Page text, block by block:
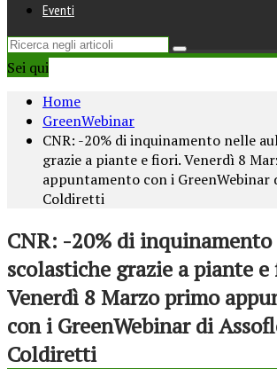
Eventi
Sei qui
Home
GreenWebinar
CNR: -20% di inquinamento nelle
grazie a piante e fiori. Venerdì 8
appuntamento con i GreenWebinar
Coldiretti
CNR: -20% di
scolastiche grazie a piante
Venerdì 8 Marzo primo
con i GreenWebinar di
Coldiretti